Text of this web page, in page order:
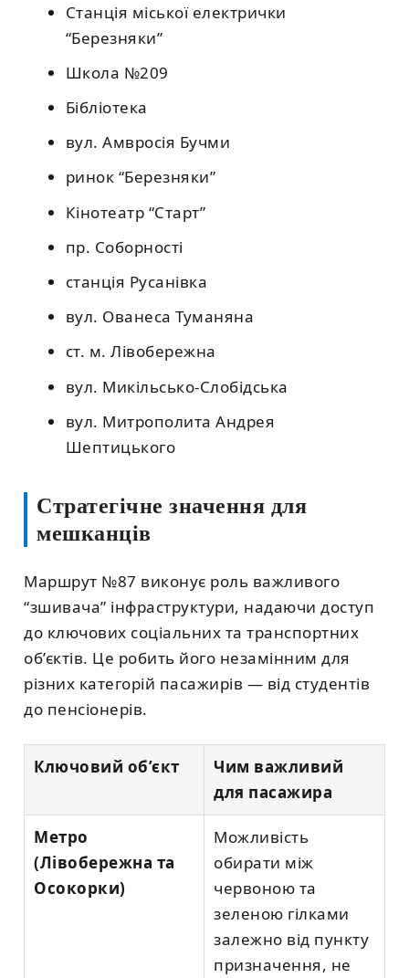
Станція міської електрички
“Березняки”
Школа №209
Бібліотека
вул. Амвросія Бучми
ринок “Березняки”
Кінотеатр “Старт”
пр. Соборності
станція Русанівка
вул. Ованеса Туманяна
ст. м. Лівобережна
вул. Микільсько-Слобідська
вул. Митрополита Андрея
Шептицького
Стратегічне значення для
мешканців
Маршрут №87 виконує роль важливого
“зшивача” інфраструктури, надаючи доступ
до ключових соціальних та транспортних
об’єктів. Це робить його незамінним для
різних категорій пасажирів — від студентів
до пенсіонерів.
Ключовий об’єкт
Чим важливий
для пасажира
Метро
(Лівобережна та
Осокорки)
Можливість
обирати між
червоною та
зеленою гілками
залежно від пункту
призначення, не